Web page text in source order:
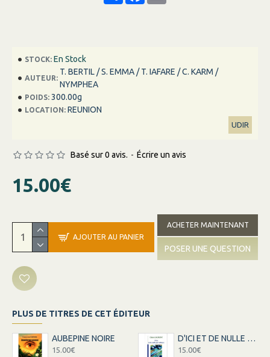
STOCK: En Stock
AUTEUR:
T. BERTIL / S. EMMA / T. IAFARE / C. KARM /
NYMPHEA
POIDS: 300.00g
LOCATION: REUNION
UDIR
Basé sur 0 avis. - Écrire un avis
15.00€
AJOUTER AU PANIER
ACHETER MAINTENANT
POSER UNE QUESTION
PLUS DE TITRES DE CET ÉDITEUR
AUBEPINE NOIRE
15.00€
D'ICI ET DE NULLE PART AILLEURS
15.00€